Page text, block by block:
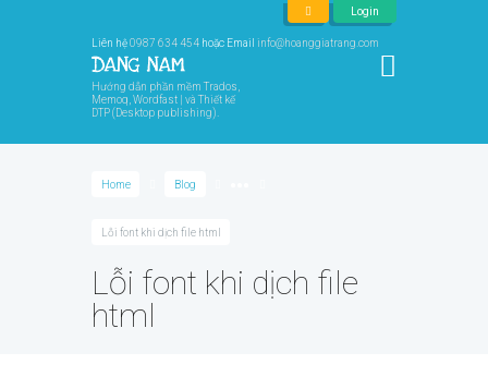
Login
Liên hệ0987 634 454 hoặc Email info@hoanggiatrang.com
Hướng dẫn phần mềm Trados,
Memoq, Wordfast | và Thiết kế
DTP (Desktop publishing).
Home Blog
Lỗi font khi dịch file html
Lỗi font khi dịch file
html